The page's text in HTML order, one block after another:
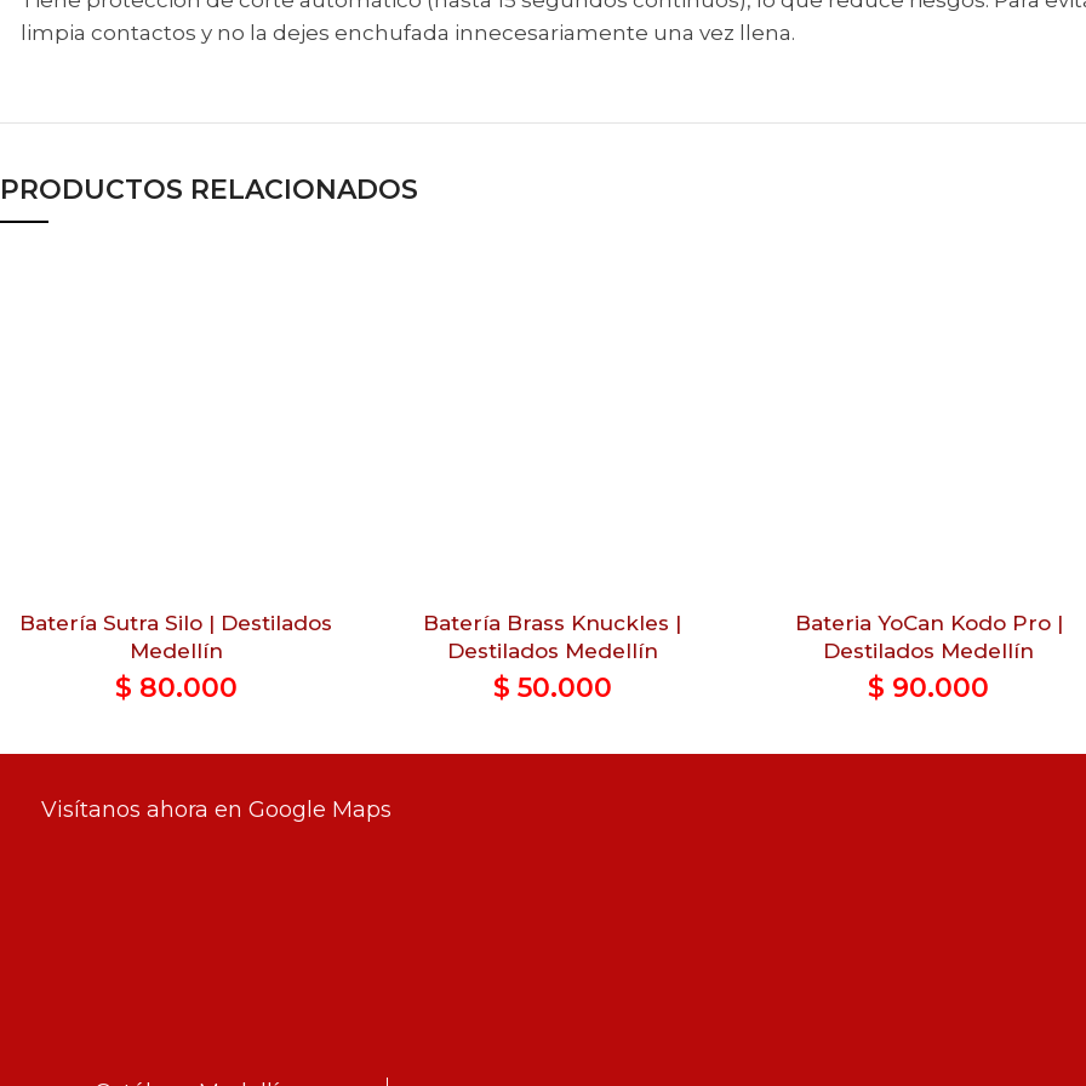
limpia contactos y no la dejes enchufada innecesariamente una vez llena.
PRODUCTOS RELACIONADOS
Batería Sutra Silo | Destilados
Medellín
$ 80.000
Batería Brass Knuckles |
Destilados Medellín
$ 50.000
Bateria YoCan Kodo Pro |
Destilados Medellín
$ 90.000
Visítanos ahora en Google Maps